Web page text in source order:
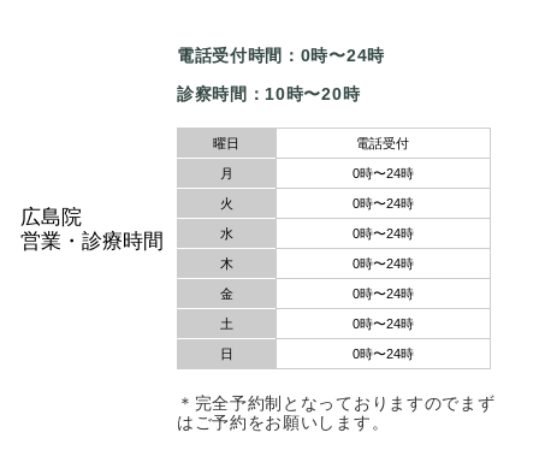
広島院
営業・診療時間
電話受付時間：0時〜24時
曜日 電話受付
月 0時〜24時
火 0時〜24時
水 0時〜24時
木 0時〜24時
金 0時〜24時
土 0時〜24時
日 0時〜24時
＊完全予約制となっておりますのでまず
はご予約をお願いします。